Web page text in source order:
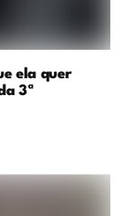
ela quer
3ª